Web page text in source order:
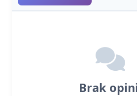
Brak